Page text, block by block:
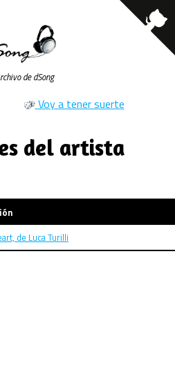
de dSong
Voy a tener suerte
del artista
de Luca Turilli